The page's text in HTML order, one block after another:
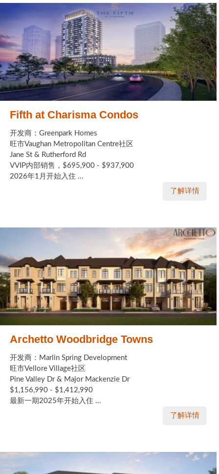
Fifth at Charisma Condos
开发商：Greenpark Homes
旺市Vaughan Metropolitan Centre社区
Jane St & Rutherford Rd
VVIP内部销售，$695,900 - $937,900
2026年1月开始入住 ...
了解详情
Archetto Woodbridge Towns
开发商：Marlin Spring Development
旺市Vellore Village社区
Pine Valley Dr & Major Mackenzie Dr
$1,156,990 - $1,412,990
最新一期2025年开始入住 ...
了解详情